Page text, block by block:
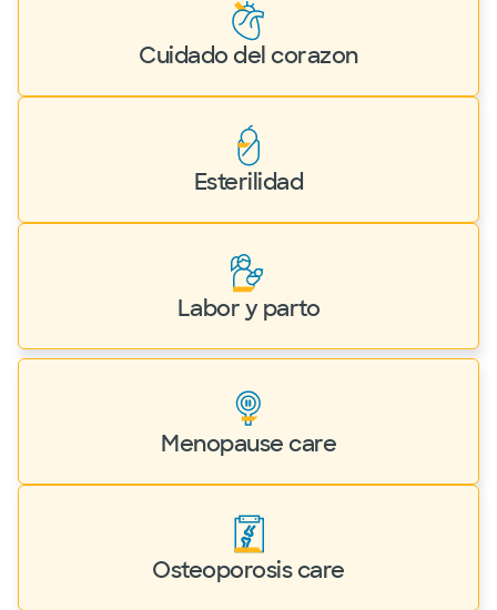
Cuidado del corazon
Esterilidad
Labor y parto
Menopause care
Osteoporosis care